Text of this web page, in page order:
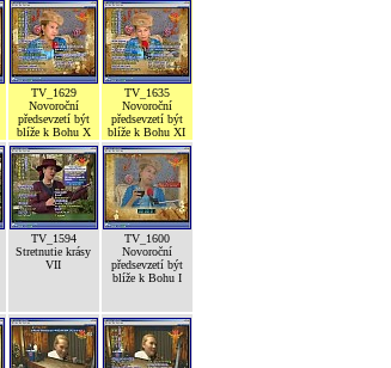
TV_1629
Novoroční
předsevzetí být
blíže k Bohu X
TV_1635
Novoroční
předsevzetí být
blíže k Bohu XI
TV_1594
Stretnutie krásy
VII
TV_1600
Novoroční
předsevzetí být
blíže k Bohu I